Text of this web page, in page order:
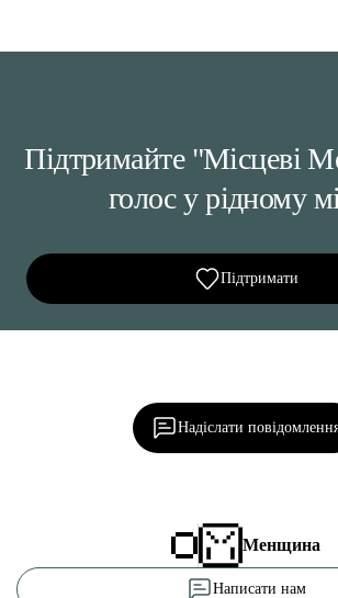
Підтримайте "Місцеві
голос у рідному
Підтримати
Надіслати
Менщина
Написати нам